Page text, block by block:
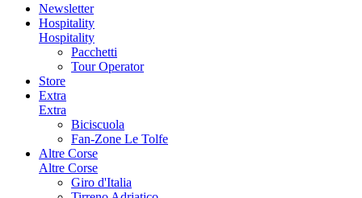
Newsletter
Hospitality
Hospitality
Pacchetti
Tour Operator
Store
Extra
Extra
Biciscuola
Fan-Zone Le Tolfe
Altre Corse
Altre Corse
Giro d'Italia